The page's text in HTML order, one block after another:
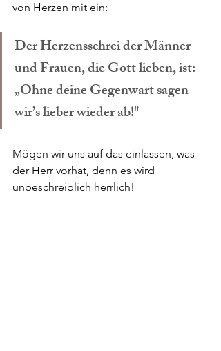
von Herzen mit ein:
Der Herzensschrei der Männer
und Frauen, die Gott lieben, ist:
„Ohne deine Gegenwart sagen
wir’s lieber wieder ab!"
Mögen wir uns auf das einlassen, was
der Herr vorhat, denn es wird
unbeschreiblich herrlich!